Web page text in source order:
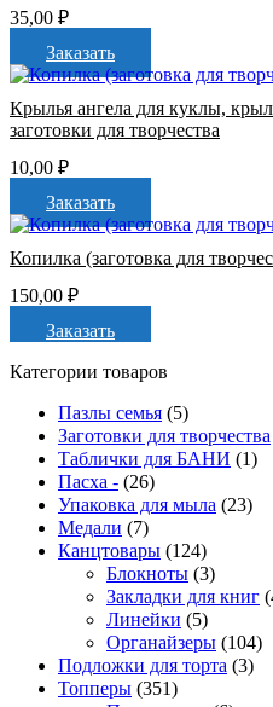
35,00 ₽
Заказать
Крылья ангела для куклы,
заготовки для творчества
10,00 ₽
Заказать
Копилка (заготовка для
150,00 ₽
Заказать
Категории товаров
Пазлы семья (5)
Заготовки для творчества
Таблички для БАНИ (1)
Пасха - (26)
Упаковка для мыла (23)
Медали (7)
Канцтовары (124)
Блокноты (3)
Закладки для книг
Линейки (5)
Органайзеры (104)
Подложки для торта (3)
Топперы (351)